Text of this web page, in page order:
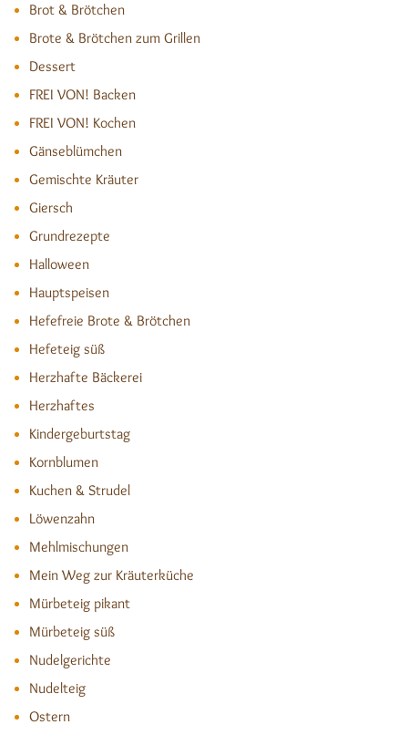
Brot & Brötchen
Brote & Brötchen zum Grillen
Dessert
FREI VON! Backen
FREI VON! Kochen
Gänseblümchen
Gemischte Kräuter
Giersch
Grundrezepte
Halloween
Hauptspeisen
Hefefreie Brote & Brötchen
Hefeteig süß
Herzhafte Bäckerei
Herzhaftes
Kindergeburtstag
Kornblumen
Kuchen & Strudel
Löwenzahn
Mehlmischungen
Mein Weg zur Kräuterküche
Mürbeteig pikant
Mürbeteig süß
Nudelgerichte
Nudelteig
Ostern